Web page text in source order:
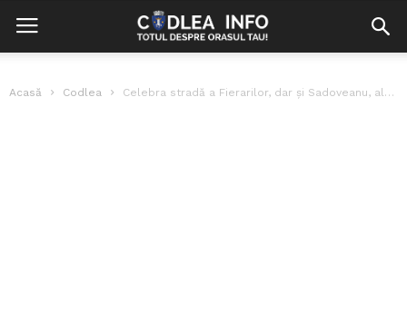
Acasă Codlea Celebra stradă a Fierarilor, dar și Sadoveanu, alte două străzi asfaltate